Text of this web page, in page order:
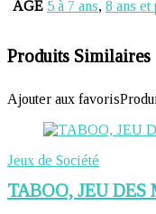
AGE 5 à 7 ans, 8 ans et
Produits Similaires
Ajouter aux favoris
Jeux de Société
TABOO, JEU DES